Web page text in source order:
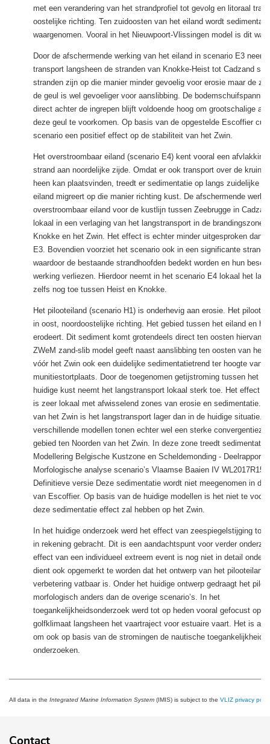
met een verandering van het strandprofiel tot gevolg en litoraal
oostelijke richting. Ten zuidoosten van het eiland wordt
waargenomen. Vooral in het Nieuwpoort-Vlissingen model is dit
Door de afschermende werking van het eiland in scenario E3
transport langsheen de stranden van Knokke-Heist tot Cadzand
stranden zijn op die manier minder gevoelig voor erosie maar de
de geul is wel gevoeliger voor aanslibbing. De
direct achter de ingrepen blijft voldoende hoog om grootschalige
deze geul te voorkomen. Op basis van de opgestelde Escoffier
scenario een positief effect op de stabiliteit van het Zwin.
Het overstroombaar eiland (scenario E4) kent vooral een afvlakking
strand aan noordelijke zijde. Omdat er ook transport over de kruin
heen kan plaatsvinden, treedt er sedimentatie op langs zuidelijke
eiland migreert op die manier richting kust. De afschermende
overstroombaar eiland voor de kustlijn tussen Zeebrugge in
lokaal in een verlaging van het langstransport in de brandingszone
Knokke en het Zwin. Het effect is echter minder uitgesproken dan
E3. Bovendien voorziet het scenario ook in een significante
waardoor de bestaande strandhoofden bedekt worden en hun
werking verliezen. Hierdoor neemt in het scenario E4 lokaal het
zelfs nog toe tussen Heist en Knokke.
Het pilooteiland (scenario H1) is onderhevig aan erosie. Het
in oost, noordoostelijke richting. Het gebied tussen het eiland en
erodeert. Dit sediment komt grotendeels direct ten oosten hiervan
ZWeM zand-slib model geeft naast aanslibbing ten oosten van het
vóór het Zwin ook een duidelijke sedimentatietrend ter hoogte van
munitiestortplaats. Door de toegenomen getijstroming tussen het
huidige kust neemt het langstransport lokaal sterk toe. Het effect
is zeer lokaal met afwisselend zones van erosie en sedimentatie.
van het Zwin is het langstransport lager dan in de huidige situatie.
verschillende modellen tonen echter wel een sterke
gebied ten Noorden van het Zwin. In deze zone treedt sedimentatie
Modellering Belgische Kustzone en Scheldemonding - Deelrapport
Morfologische analyse scenario’s Vlaamse Baaien IV
Definitieve versie Deze sedimentatie wordt niet meegenomen in de
van Escoffier. Op basis van de huidige modellen is het niet te
deze sedimentatie effect zal hebben op het Zwin.
In het huidige onderzoek werd het effect van zeespiegelstijging tot
in rekening gebracht. Dit is een aandachtspunt voor verder
effect van een individueel extreem event is nog niet in detail
dient ook opgemerkt te worden dat het ontwerp van het pilooteiland
verbetering vatbaar is. Onder het huidige ontwerp gedraagt het
morfologisch anders dan de overige scenario’s. In het
toegankelijkheidsonderzoek werd tot op heden vooral gefocust op
golfklimaat langsheen het vaartraject voor estuaire vaart. Het is
om ook op basis van de stromingen de nautische toegankelijkheid
onderzoeken.
All data in the Integrated Marine Information System (IMIS) is subject to the VLIZ privacy
Contact